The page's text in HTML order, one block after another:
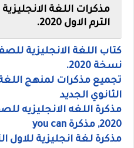
مذكرات اللغة
الترم الاول 2020.
كتاب اللغة الانجليزية
نسخة 2020.
تجميع مذكرات لمنهج
الثانوي الجديد
مذكرة اللغه الانجليزيه
2020, مذكرة you can